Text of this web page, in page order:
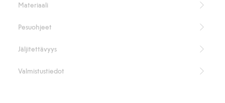
90 % kierrätettyä polyamidia.
Kierrätettyä polyamidia sisältävä sekoitekangas
Materiaali
Pesuohjeet
Jäljitettävyys
Valmistustiedot